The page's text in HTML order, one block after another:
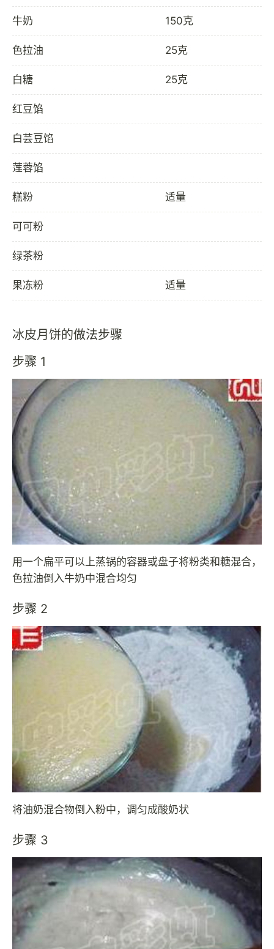
牛奶 150克
色拉油 25克
白糖 25克
红豆馅
白芸豆馅
莲蓉馅
糕粉 适量
可可粉
绿茶粉
果冻粉 适量
冰皮月饼的做法步骤
步骤 1
用一个扁平可以上蒸锅的容器或盘子将粉类和糖混合，
色拉油倒入牛奶中混合均匀
步骤 2
将油奶混合物倒入粉中，调匀成酸奶状
步骤 3